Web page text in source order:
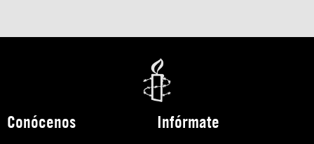
Conócenos Infórmate